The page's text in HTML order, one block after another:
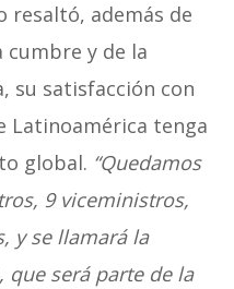
resaltó, además de
cumbre y de la
su satisfacción con
Latinoamérica tenga
global. “Quedamos
9 viceministros,
y se llamará la
que será parte de la